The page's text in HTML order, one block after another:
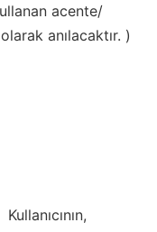
acente/
anılacaktır. )